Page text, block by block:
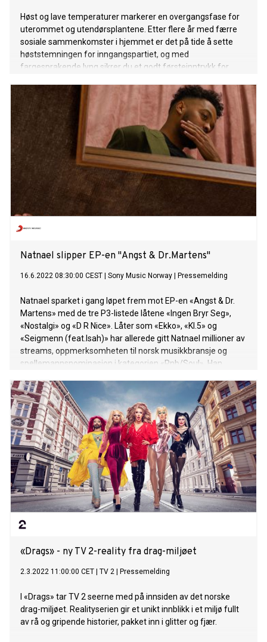
Høst og lave temperaturer markerer en overgangsfase for
uterommet og utendørsplantene. Etter flere år med færre
sosiale sammenkomster i hjemmet er det på tide å sette
høststemningen for inngangspartiet, og med
fargesprakende lyng sikrer du et godt førsteinntrykk for
Natnael slipper EP-en "Angst & Dr.Martens"
16.6.2022 08:30:00 CEST Sony Music Norway Pressemelding
Natnael sparket i gang løpet frem mot EP-en «Angst & Dr.
Martens» med de tre P3-listede låtene «Ingen Bryr Seg»,
«Nostalgi» og «D R Nice». Låter som «Ekko», «Kl.5» og
«Seigmenn (feat.Isah)» har allerede gitt Natnael millioner av
streams, oppmerksomheten til norsk musikkbransje og
spellemannsnominasjon i kategorien «Rnb/Soul». Han
en smått legendarisk fremførelse fra kronprinsparets hjem
på Skaugum. Fredag 17.juni fullføres EP-en «Angst & Dr.
Martens» med to nye låter - «Vanessa» og «Vampyr».
«Drags» - ny TV 2-reality fra drag-miljøet
2.3.2022 11:00:00 CET TV 2 Pressemelding
I «Drags» tar TV 2 seerne med på innsiden av det norske
drag-miljøet. Realityserien gir et unikt innblikk i et miljø fullt
av rå og gripende historier, pakket inn i glitter og fjær.